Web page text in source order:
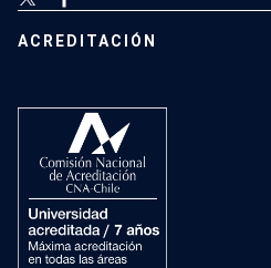
ACREDITACIÓN